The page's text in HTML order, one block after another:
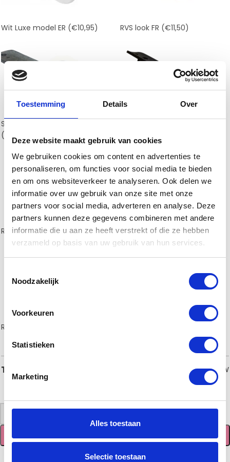
Toestemming Details Over
Deze website maakt gebruik van cookies
We gebruiken cookies om content en advertenties te
personaliseren, om functies voor social media te bieden
en om ons websiteverkeer te analyseren. Ook delen we
informatie over uw gebruik van onze site met onze
partners voor social media, adverteren en analyse. Deze
partners kunnen deze gegevens combineren met andere
informatie die u aan ze heeft verstrekt of die ze hebben
verzameld op basis van uw gebruik van hun services.
Noodzakelijk
Voorkeuren
Statistieken
Marketing
Alles toestaan
Selectie toestaan
Wit Luxe model ER (€10,95) RVS look FR (€11,50)
Staal robuust model GR
(€11,50)
RVS Wit type GR(€15,00) RVS Grijs type GR (€17,50)
RVS Type IR
Totaal 50,00incl. BTW